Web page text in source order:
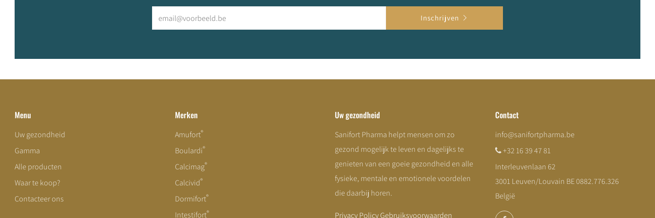
Inschrijven
Menu
Uw gezondheid
Gamma
Alle producten
Waar te koop?
Contacteer ons
Merken
Amufort®
Boulardi®
Calcimag®
Calcivid®
Dormifort®
Intestifort®
Uw gezondheid
Sanifort Pharma helpt mensen om zo
gezond mogelijk te leven en dagelijks te
genieten van een goeie gezondheid en alle
fysieke, mentale en emotionele voordelen
die daarbij horen.
Privacy PolicyGebruiksvoorwaarden
Contact
info@sanifortpharma.be
+32 16 39 47 81
Interleuvenlaan 62
3001 Leuven/Louvain BE 0882.776.326
België